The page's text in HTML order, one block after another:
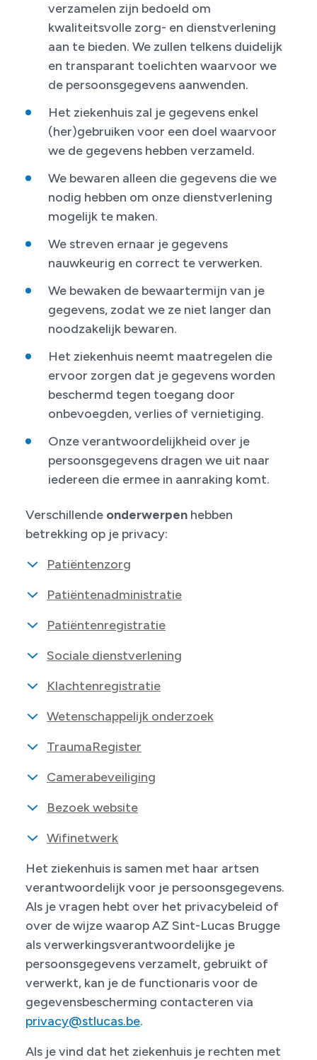
verzamelen zijn bedoeld om
kwaliteitsvolle zorg- en dienstverlening
aan te bieden. We zullen telkens duidelijk
en transparant toelichten waarvoor we
de persoonsgegevens aanwenden.
Het ziekenhuis zal je gegevens enkel
(her)gebruiken voor een doel waarvoor
we de gegevens hebben verzameld.
We bewaren alleen die gegevens die we
nodig hebben om onze dienstverlening
mogelijk te maken.
We streven ernaar je gegevens
nauwkeurig en correct te verwerken.
We bewaken de bewaartermijn van je
gegevens, zodat we ze niet langer dan
noodzakelijk bewaren.
Het ziekenhuis neemt maatregelen die
ervoor zorgen dat je gegevens worden
beschermd tegen toegang door
onbevoegden, verlies of vernietiging.
Onze verantwoordelijkheid over je
persoonsgegevens dragen we uit naar
iedereen die ermee in aanraking komt.
Verschillende onderwerpen hebben
betrekking op je privacy:
Patiëntenzorg
Patiëntenadministratie
Patiëntenregistratie
Sociale dienstverlening
Klachtenregistratie
Wetenschappelijk onderzoek
TraumaRegister
Camerabeveiliging
Bezoek website
Wifinetwerk
Het ziekenhuis is samen met haar artsen
verantwoordelijk voor je persoonsgegevens.
Als je vragen hebt over het privacybeleid of
over de wijze waarop AZ Sint-Lucas Brugge
als verwerkingsverantwoordelijke je
persoonsgegevens verzamelt, gebruikt of
verwerkt, kan je de functionaris voor de
gegevensbescherming contacteren via
privacy@stlucas.be.
Als je vind dat het ziekenhuis je rechten met